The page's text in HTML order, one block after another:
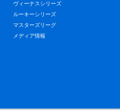
ヴィーナスシリーズ
ルーキーシリーズ
マスターズリーグ
メディア情報